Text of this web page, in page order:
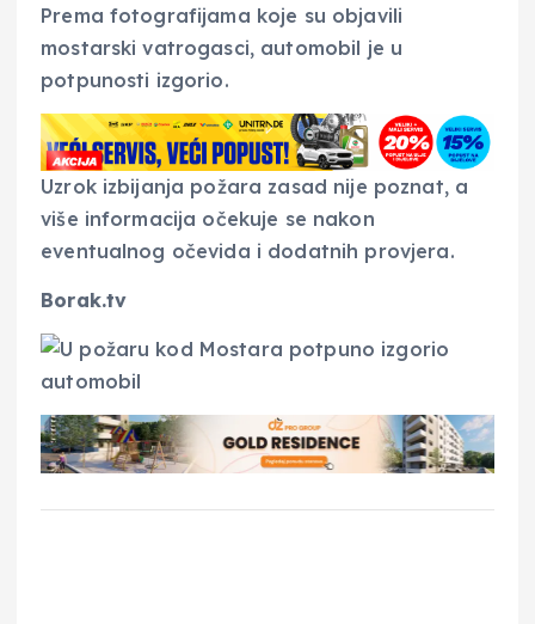
Prema fotografijama koje su objavili
mostarski vatrogasci, automobil je u
potpunosti izgorio.
Uzrok izbijanja požara zasad nije poznat, a
više informacija očekuje se nakon
eventualnog očevida i dodatnih provjera.
Borak.tv